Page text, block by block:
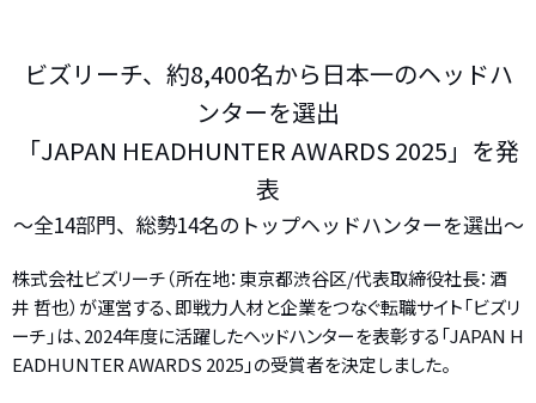
ビズリーチ、約8,400名から日本一のヘッドハ
ンターを選出
「JAPAN HEADHUNTER AWARDS 2025」を発
表
〜全14部門、総勢14名のトップヘッドハンターを選出〜
株式会社ビズリーチ（所在地：東京都渋谷区/代表取締役社長：酒
井 哲也）が運営する、即戦力人材と企業をつなぐ転職サイト「ビズリ
ーチ」は、2024年度に活躍したヘッドハンターを表彰する「JAPAN H
EADHUNTER AWARDS 2025」の受賞者を決定しました。